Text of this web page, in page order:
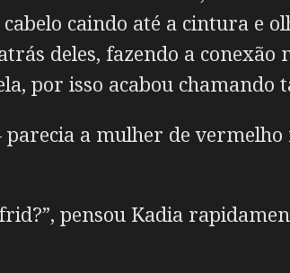
caindo até a cintura e
deles, fazendo a
por isso acabou chamando
a mulher de vermelho
pensou Kadia